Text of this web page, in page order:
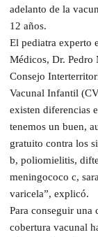
adelanto de la
12 años.
El pediatra experto
Médicos, Dr. Pedro
Consejo
Vacunal Infantil
existen diferencias
tenemos un buen,
gratuito contra los
b, poliomielitis,
meningococo c,
varicela”, explicó.
Para conseguir una
cobertura vacunal